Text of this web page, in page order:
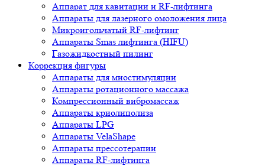
Аппарат для кавитации и RF-лифтинга
Аппараты для лазерного омоложения лица
Микроигольчатый RF-лифтинг
Аппараты Smas лифтинга (HIFU)
Газожидкостный пилинг
Коррекция фигуры
Аппараты для миостимуляции
Аппараты ротационного массажа
Компрессионный вибромассаж
Аппараты криолиполиза
Аппараты LPG
Аппараты VelaShape
Аппараты прессотерапии
Аппараты RF-лифтинга